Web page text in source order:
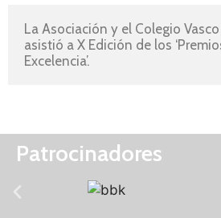
La Asociación y el Colegio
asistió a X Edición de los
Excelencia’.
Patrocinadores